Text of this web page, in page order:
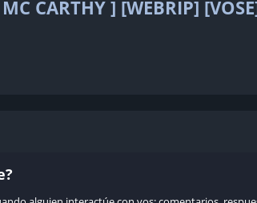
CARTHY ] [WEBRIP]